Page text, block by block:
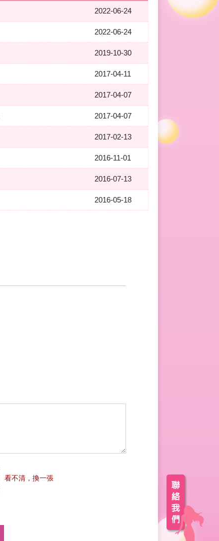
2022-06-24
2022-06-24
2019-10-30
2017-04-11
2017-04-07
2017-04-07
2017-02-13
2016-11-01
2016-07-13
2016-05-18
看不清，換一張